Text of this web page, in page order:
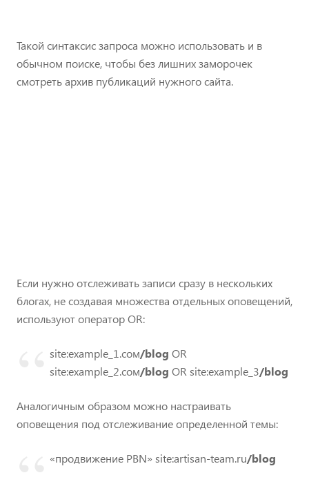
Такой синтаксис запроса можно использовать и в
обычном поиске, чтобы без лишних заморочек
смотреть архив публикаций нужного сайта.
Если нужно отслеживать записи сразу в нескольких
блогах, не создавая множества отдельных оповещений,
используют оператор OR:
site:example_1.сом/blog OR
site:example_2.сом/blog OR site:example_3/blog
Аналогичным образом можно настраивать
оповещения под отслеживание определенной темы:
«продвижение PBN» site:artisan-team.ru/blog